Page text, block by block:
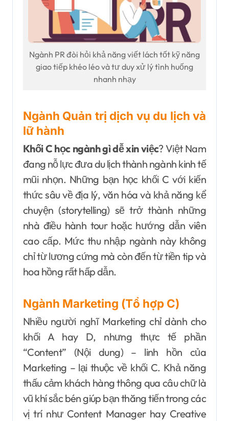
Ngành PR đòi hỏi khả năng viết lách tốt kỹ năng
giao tiếp khéo léo và tư duy xử lý tình huống
nhanh nhạy
Ngành Quản trị dịch vụ du lịch và
lữ hành
Khối C học ngành gì dễ xin việc? Việt Nam
đang nỗ lực đưa du lịch thành ngành kinh tế
mũi nhọn. Những bạn học khối C với kiến
thức sâu về địa lý, văn hóa và khả năng kể
chuyện (storytelling) sẽ trở thành những
nhà điều hành tour hoặc hướng dẫn viên
cao cấp. Mức thu nhập ngành này không
chỉ từ lương cứng mà còn đến từ tiền tip và
hoa hồng rất hấp dẫn.
Ngành Marketing (Tổ hợp C)
Nhiều người nghĩ Marketing chỉ dành cho
khối A hay D, nhưng thực tế phần
“Content” (Nội dung) – linh hồn của
Marketing – lại thuộc về khối C. Khả năng
thấu cảm khách hàng thông qua câu chữ là
vũ khí sắc bén giúp bạn thăng tiến trong các
vị trí như Content Manager hay Creative